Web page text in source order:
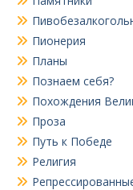
Пионерия
Планы
Познаем себя?
Похождения
Проза
Путь к Победе
Религия